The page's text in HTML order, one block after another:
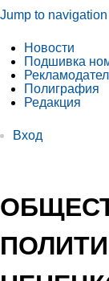
Jump to navigation
Новости
Подшивка
Полиграфия
Редакция
Вход